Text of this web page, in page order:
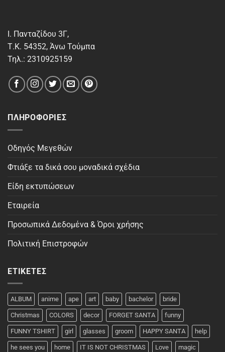
Ι. Πανταζίδου 3Γ,
Τ.Κ. 54352, Άνω Τούμπα
Τηλ.: 2310925159
ΠΛΗΡΟΦΟΡΊΕΣ
Οδηγός Μεγεθών
Φτιάξε τα δικά σου μοναδικά σχέδια
Είδη εκτυπώσεων
Εταιρεία
Προσωπικά Δεδομένα & Όροι χρήσης
Πολιτική Επιστροφών
ΕΤΙΚΈΤΕΣ
ALBUM anime ape art baby bachelor bride
Christmas COLORS decor FORGET SANTA funny
FUNNY TSHIRT girl glasses groom HAPPY SANTA help
he sees you home IT IS NOT CHRISTMAS Love magic